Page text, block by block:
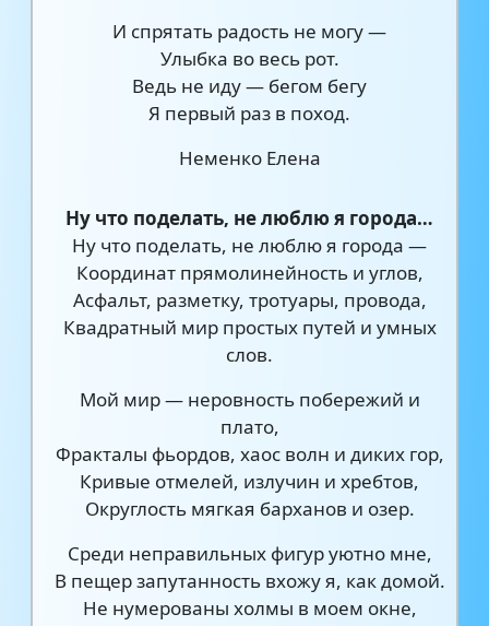
И спрятать радость не могу —
Улыбка во весь рот.
Ведь не иду — бегом бегу
Я первый раз в поход.
Неменко Елена
Ну что поделать, не люблю я города…
Ну что поделать, не люблю я города —
Координат прямолинейность и углов,
Асфальт, разметку, тротуары, провода,
Квадратный мир простых путей и умных
слов.
Мой мир — неровность побережий и
плато,
Фракталы фьордов, хаос волн и диких гор,
Кривые отмелей, излучин и хребтов,
Округлость мягкая барханов и озер.
Среди неправильных фигур уютно мне,
В пещер запутанность вхожу я, как домой.
Не нумерованы холмы в моем окне,